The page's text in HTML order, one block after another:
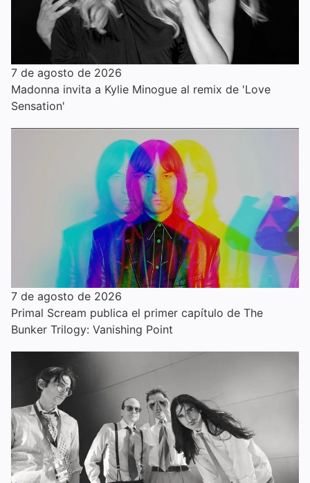
7 de agosto de 2026
Madonna invita a Kylie Minogue al remix de 'Love
Sensation'
7 de agosto de 2026
Primal Scream publica el primer capítulo de The
Bunker Trilogy: Vanishing Point